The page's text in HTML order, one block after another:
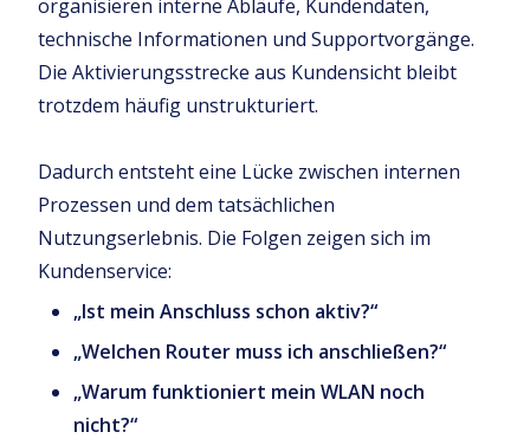
organisieren interne Abläufe, Kundendaten,
technische Informationen und Supportvorgänge.
Die Aktivierungsstrecke aus Kundensicht bleibt
trotzdem häufig unstrukturiert.
Dadurch entsteht eine Lücke zwischen internen
Prozessen und dem tatsächlichen
Nutzungserlebnis. Die Folgen zeigen sich im
Kundenservice:
„Ist mein Anschluss schon aktiv?“
„Welchen Router muss ich anschließen?“
„Warum funktioniert mein WLAN noch
nicht?“